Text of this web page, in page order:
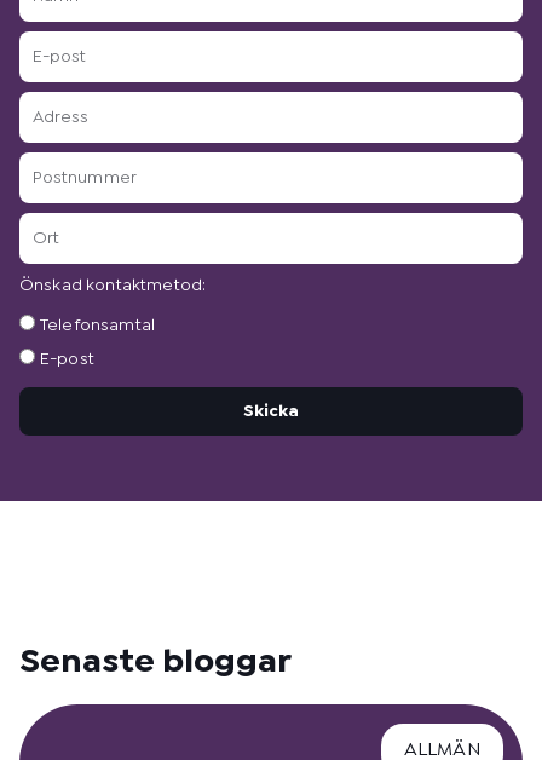
E-
post
Adress
Postnummer
Ort
Önskad kontaktmetod:
Önskad
Telefonsamtal
E-post
Skicka
Senaste bloggar
ALLMÄN